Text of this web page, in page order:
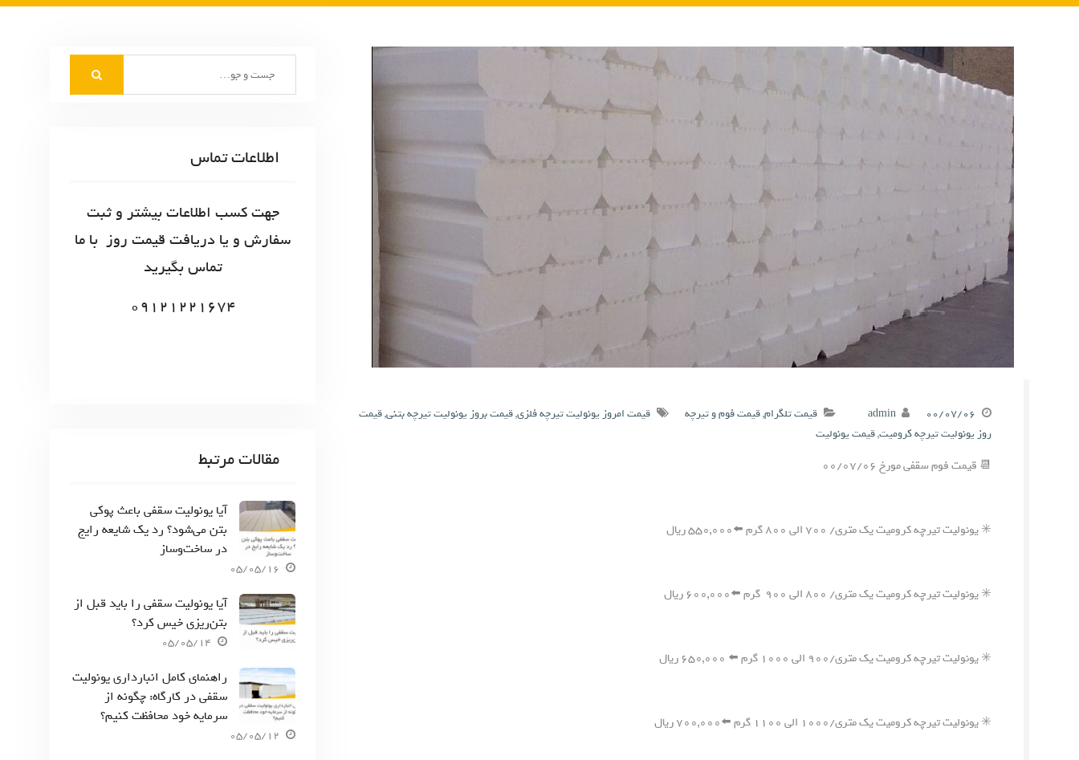
۰۰/۰۷/۰۶ admin قیمت تلگرام,قیمت فوم و تیرچه قیمت امروز یونولیت تیرچه فلزی,قیمت بروز یونولیت تیرچه بتنی,قیمت
روز یونولیت تیرچه کرومیت,قیمت یونولیت
📆 قیمت فوم سقفی مورخ ۰۰/۰۷/۰۶
✳️ یونولیت تیرچه کرومیت یک متری/ ۷۰۰ الی ۸۰۰ گرم ⬅️۵۵۰,۰۰۰ ریال
✳️ یونولیت تیرچه کرومیت یک متری/ ۸۰۰ الی ۹۰۰ گرم ⬅️۶۰۰,۰۰۰ ریال
✳️ یونولیت تیرچه کرومیت یک متری/۹۰۰ الی ۱۰۰۰ گرم ⬅️ ۶۵۰,۰۰۰ ریال
✳️ یونولیت تیرچه کرومیت یک متری/۱۰۰۰ الی ۱۱۰۰ گرم ⬅️۷۰۰,۰۰۰ ریال
اطلاعات تماس
جهت کسب اطلاعات بیشتر و ثبت
سفارش و یا دریافت قیمت روز با ما
تماس بگیرید
09121221674
مقالات مرتبط
آیا یونولیت سقفی باعث پوکی
بتن می‌شود؟ رد یک شایعه رایج
در ساخت‌وساز
05/05/16
آیا یونولیت سقفی را باید قبل از
بتن‌ریزی خیس کرد؟
05/05/14
راهنمای کامل انبارداری یونولیت
سقفی در کارگاه: چگونه از
سرمایه خود محافظت کنیم؟
05/05/12